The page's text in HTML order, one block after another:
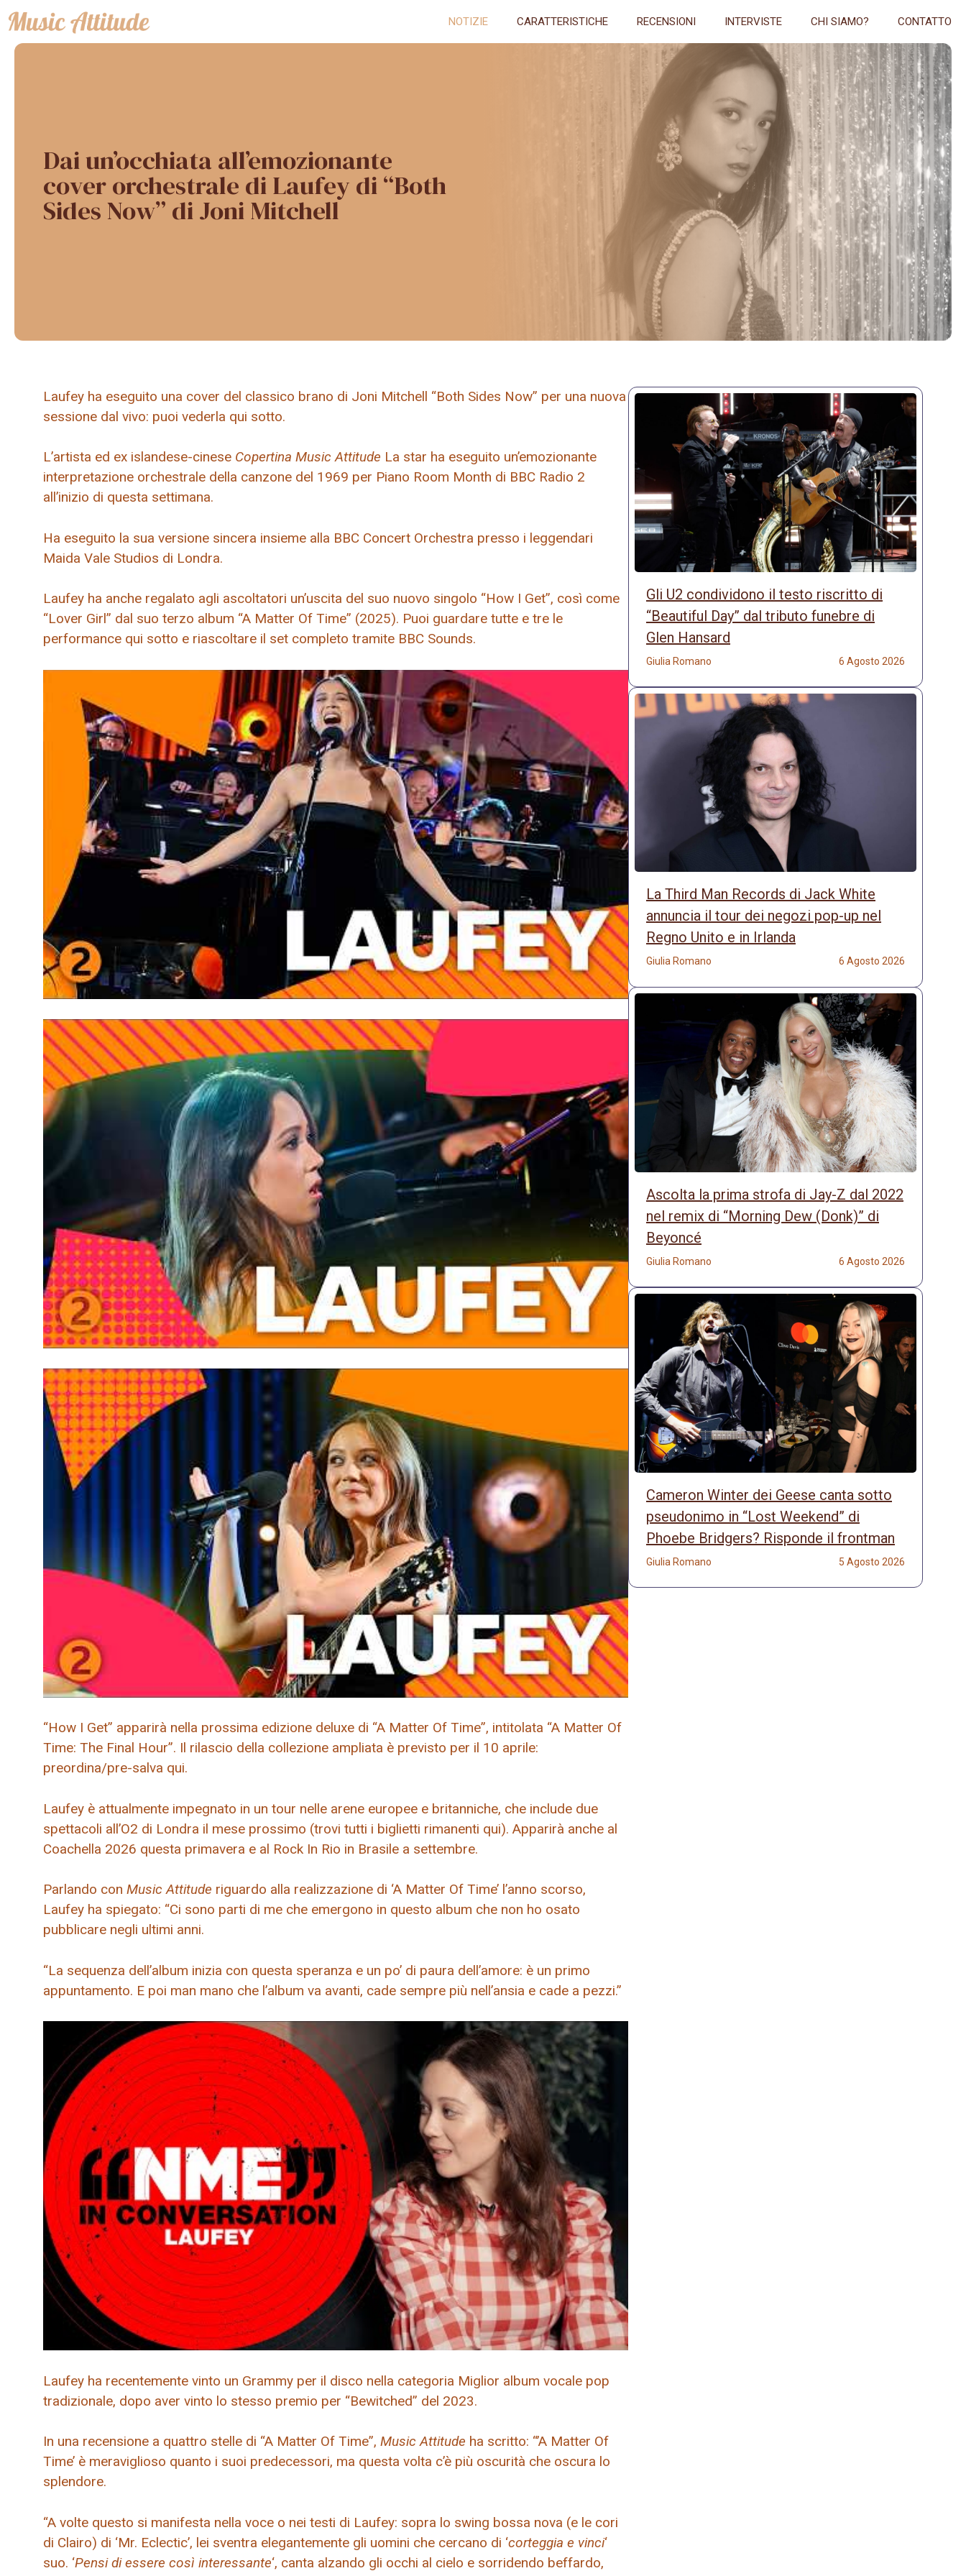
Vai
al
contenuto
NOTIZIE CARATTERISTICHE RECENSIONI INTERVISTE CHI SIAMO? CONTATTO
Dai un’occhiata all’emozionante
cover orchestrale di Laufey di “Both
Sides Now” di Joni Mitchell
Laufey ha eseguito una cover del classico brano di Joni Mitchell “Both Sides Now” per una nuova
sessione dal vivo: puoi vederla qui sotto.
L’artista ed ex islandese-cinese Copertina Music Attitude La star ha eseguito un’emozionante
interpretazione orchestrale della canzone del 1969 per Piano Room Month di BBC Radio 2
all’inizio di questa settimana.
Ha eseguito la sua versione sincera insieme alla BBC Concert Orchestra presso i leggendari
Maida Vale Studios di Londra.
Laufey ha anche regalato agli ascoltatori un’uscita del suo nuovo singolo “How I Get”, così come
“Lover Girl” dal suo terzo album “A Matter Of Time” (2025). Puoi guardare tutte e tre le
performance qui sotto e riascoltare il set completo tramite BBC Sounds.
“How I Get” apparirà nella prossima edizione deluxe di “A Matter Of Time”, intitolata “A Matter Of
Time: The Final Hour”. Il rilascio della collezione ampliata è previsto per il 10 aprile:
preordina/pre-salva qui.
Laufey è attualmente impegnato in un tour nelle arene europee e britanniche, che include due
spettacoli all’O2 di Londra il mese prossimo (trovi tutti i biglietti rimanenti qui). Apparirà anche al
Coachella 2026 questa primavera e al Rock In Rio in Brasile a settembre.
Parlando con Music Attitude riguardo alla realizzazione di ‘A Matter Of Time’ l’anno scorso,
Laufey ha spiegato: “Ci sono parti di me che emergono in questo album che non ho osato
pubblicare negli ultimi anni.
“La sequenza dell’album inizia con questa speranza e un po’ di paura dell’amore: è un primo
appuntamento. E poi man mano che l’album va avanti, cade sempre più nell’ansia e cade a pezzi.”
Laufey ha recentemente vinto un Grammy per il disco nella categoria Miglior album vocale pop
tradizionale, dopo aver vinto lo stesso premio per “Bewitched” del 2023.
In una recensione a quattro stelle di “A Matter Of Time”, Music Attitude ha scritto: “’A Matter Of
Time’ è meraviglioso quanto i suoi predecessori, ma questa volta c’è più oscurità che oscura lo
splendore.
“A volte questo si manifesta nella voce o nei testi di Laufey: sopra lo swing bossa nova (e le cori
di Clairo) di ‘Mr. Eclectic’, lei sventra elegantemente gli uomini che cercano di ‘corteggia e vinci‘
suo. ‘Pensi di essere così interessante‘, canta alzando gli occhi al cielo e sorridendo beffardo,
Gli U2 condividono il testo riscritto di
“Beautiful Day” dal tributo funebre di
Glen Hansard
Giulia Romano 6 Agosto 2026
La Third Man Records di Jack White
annuncia il tour dei negozi pop-up nel
Regno Unito e in Irlanda
Giulia Romano 6 Agosto 2026
Ascolta la prima strofa di Jay-Z dal 2022
nel remix di “Morning Dew (Donk)” di
Beyoncé
Giulia Romano 6 Agosto 2026
Cameron Winter dei Geese canta sotto
pseudonimo in “Lost Weekend” di
Phoebe Bridgers? Risponde il frontman
Giulia Romano 5 Agosto 2026